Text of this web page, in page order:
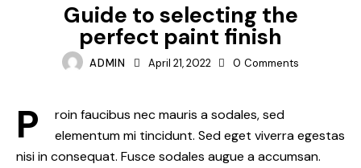
Guide to selecting the
perfect paint finish
ADMIN April 21, 2022 0 Comments
P
roin faucibus nec mauris a sodales, sed
elementum mi tincidunt. Sed eget viverra egestas
nisi in consequat. Fusce sodales augue a accumsan.